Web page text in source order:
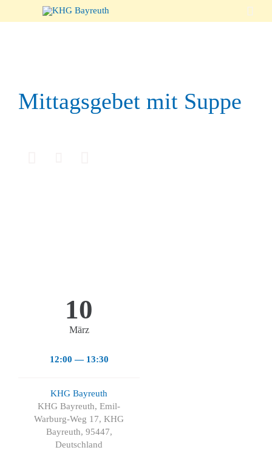

Mittagsgebet mit Suppe
10
März
12:00 — 13:30
KHG Bayreuth
KHG Bayreuth, Emil-
Warburg-Weg 17, KHG
Bayreuth, 95447,
Deutschland